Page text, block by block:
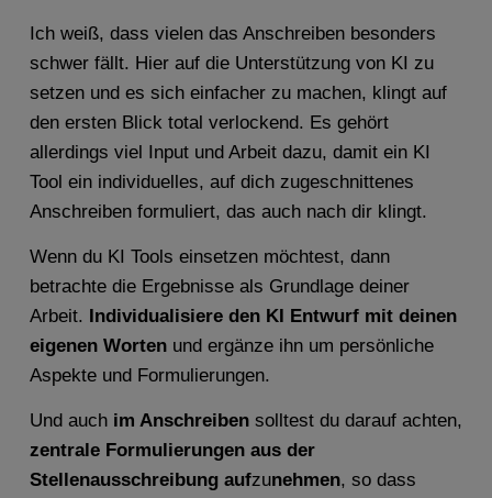
Ich weiß, dass vielen das Anschreiben besonders
schwer fällt. Hier auf die Unterstützung von KI zu
setzen und es sich einfacher zu machen, klingt auf
den ersten Blick total verlockend. Es gehört
allerdings viel Input und Arbeit dazu, damit ein KI
Tool ein individuelles, auf dich zugeschnittenes
Anschreiben formuliert, das auch nach dir klingt.
Wenn du KI Tools einsetzen möchtest, dann
betrachte die Ergebnisse als Grundlage deiner
Arbeit. Individualisiere den KI Entwurf mit deinen
eigenen Wortenund ergänze ihn um persönliche
Aspekte und Formulierungen.
Und auch im Anschreibensolltest du darauf achten,
zentrale Formulierungen aus der
Stellenausschreibung aufzunehmen, so dass